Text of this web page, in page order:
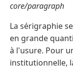
core/paragraph
La sérigraphie
en grande
à l'usure. Pour
institutionnelle,